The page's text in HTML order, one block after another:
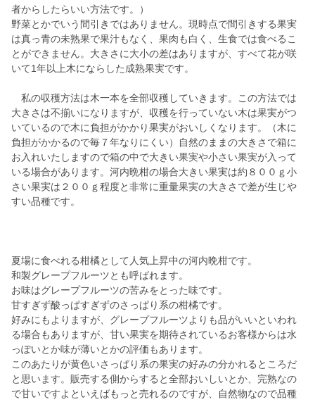
者からしたらいい方法です。）
野菜とかでいう間引きではありません。現時点で間引きする果実
は真っ青の未熟果で果汁もなく、果肉も白く、生食では食べるこ
とができません。大きさに大小の差はありますが、すべて花が咲
いて1年以上木にならした成熟果実です。
私の収穫方法は木一本を全部収穫していきます。この方法では
大きさは不揃いになりますが、収穫を行っていない木は果実がつ
いているので木に負担がかかり果実がおいしくなります。（木に
負担がかかるので毎７年なりにくい）自然のままの大きさで箱に
お入れいたしますので箱の中で大きい果実や小さい果実が入って
いる場合があります。河内晩柑の場合大きい果実は約８００ｇ小
さい果実は２００ｇ程度と非常に重量果実の大きさで差が生じや
すい品種です。
夏場に食べれる柑橘として人気上昇中の河内晩柑です。
和製グレープフルーツとも呼ばれます。
お味はグレープフルーツの苦みをとった味です。
甘すぎず酸っぱすぎずのさっぱり系の柑橘です。
好みにもよりますが、グレープフルーツよりも品がいいといわれ
る場合もありますが、甘い果実を期待されているお客様からは水
っぽいとか味が薄いとかの評価もあります。
このあたりが黄色いさっぱり系の果実の好みの分かれるところだ
と思います。販売する側からすると全部おいしいとか、完熟なの
で甘いですよといえばもっと売れるのですが、自然物なので品種